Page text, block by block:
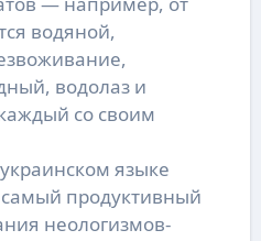
водяной,
водолаз и
со своим
языке
продуктивный
неологизмов-